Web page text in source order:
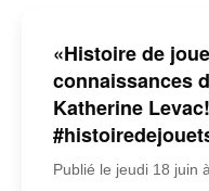
«Histoire de
connaissances
Katherine Levac!
Publié le jeudi 18 juin